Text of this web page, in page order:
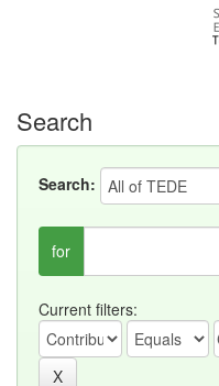
Search
Search:
for
Current filters: